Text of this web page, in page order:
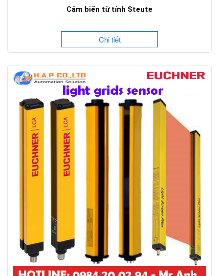
Cảm biến từ tính Steute
Chi tiết